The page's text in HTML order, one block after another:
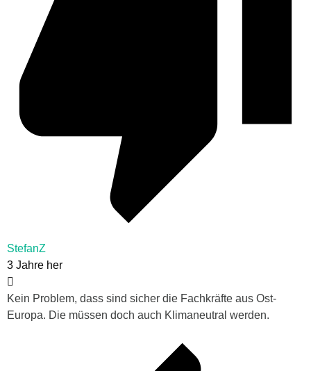
StefanZ
3 Jahre her
Kein Problem, dass sind sicher die Fachkräfte aus Ost-
Europa. Die müssen doch auch Klimaneutral werden.